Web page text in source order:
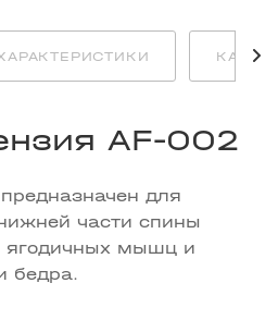
КАК
AF-002
для
части спины
ягодичных мышц и
бедра.